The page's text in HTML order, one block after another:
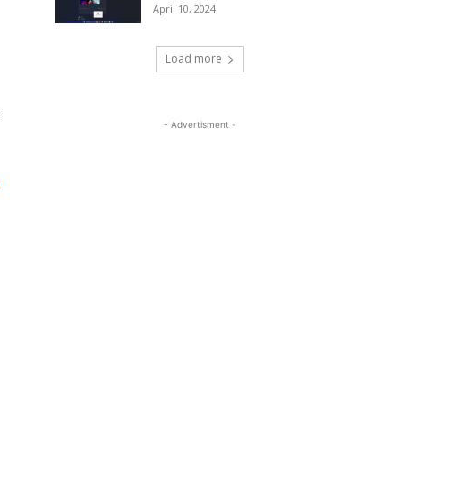
April 10, 2024
Load more
- Advertisment -